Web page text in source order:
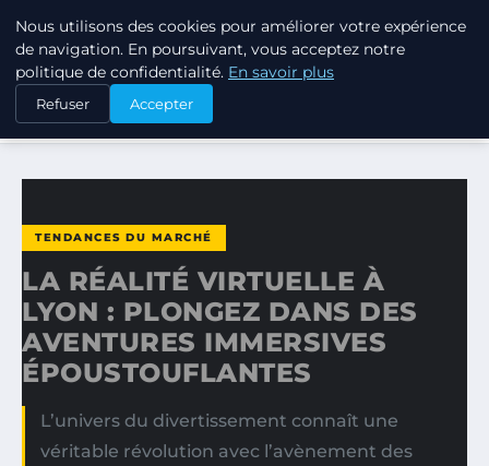
TUEZ-LES TOUS
ACCUEIL
TENDANCES DU MARCHÉ
LA RÉALITÉ VIRTUELLE À LYON : PLONGEZ DANS DES…
TENDANCES DU MARCHÉ
LA RÉALITÉ VIRTUELLE À
LYON : PLONGEZ DANS DES
AVENTURES IMMERSIVES
ÉPOUSTOUFLANTES
L’univers du divertissement connaît une
véritable révolution avec l’avènement des
Nous utilisons des cookies pour améliorer votre expérience
de navigation. En poursuivant, vous acceptez notre
politique de confidentialité. En savoir plus
Refuser Accepter